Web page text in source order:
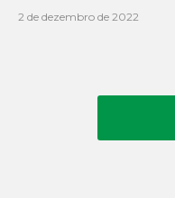
2 de dezembro de 2022